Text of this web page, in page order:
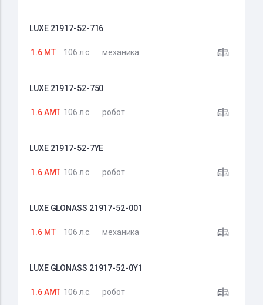
LUXE 21917-52-716
1.6 MT 106 л.с. механика
LUXE 21917-52-750
1.6 AMT 106 л.с. робот
LUXE 21917-52-7YE
1.6 AMT 106 л.с. робот
LUXE GLONASS 21917-52-001
1.6 MT 106 л.с. механика
LUXE GLONASS 21917-52-0Y1
1.6 AMT 106 л.с. робот